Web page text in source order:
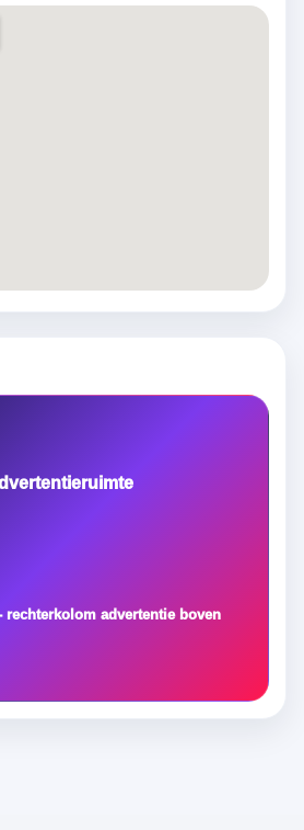
rechterkolom advertentie boven